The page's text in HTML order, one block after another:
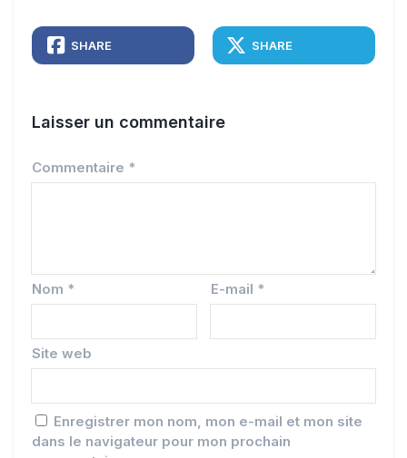
SHARE SHARE
Laisser un commentaire
Commentaire *
Nom * E-mail *
Site web
Enregistrer mon nom, mon e-mail et mon site
dans le navigateur pour mon prochain